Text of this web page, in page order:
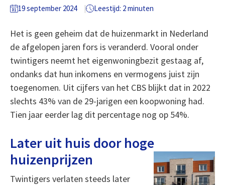
19 september 2024 Leestijd: 2 minuten
Het is geen geheim dat de huizenmarkt in Nederland
de afgelopen jaren fors is veranderd. Vooral onder
twintigers neemt het eigenwoningbezit gestaag af,
ondanks dat hun inkomens en vermogens juist zijn
toegenomen. Uit cijfers van het CBS blijkt dat in 2022
slechts 43% van de 29-jarigen een koopwoning had.
Tien jaar eerder lag dit percentage nog op 54%.
Later uit huis door hoge
huizenprijzen
Twintigers verlaten steeds later